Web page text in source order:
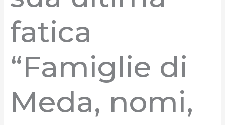
fatica
“Famiglie di
Meda, nomi,